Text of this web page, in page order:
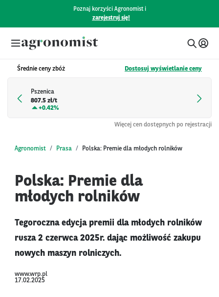
Poznaj korzyści Agronomist i
zarejestruj się!
Średnie ceny zbóż Dostosuj wyświetlanie ceny
Pszenica
807.5 zł/t
+0.42%
Więcej cen dostępnych po rejestracji
Agronomist Prasa Polska: Premie dla młodych rolników
Polska: Premie dla
młodych rolników
Tegoroczna edycja premii dla młodych rolników
rusza 2 czerwca 2025r. dając możliwość zakupu
nowych maszyn rolniczych.
www.wrp.pl
17.02.2025